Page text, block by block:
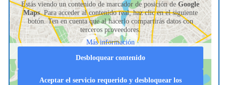
Estás viendo un contenido de marcador de posición deGoogle
Maps. Para acceder al contenido real, haz clic en el siguiente
botón. Ten en cuenta que al hacerlo compartirás datos con
terceros proveedores.
Más información
Desbloquear contenido
Aceptar el servicio requerido y desbloquear los